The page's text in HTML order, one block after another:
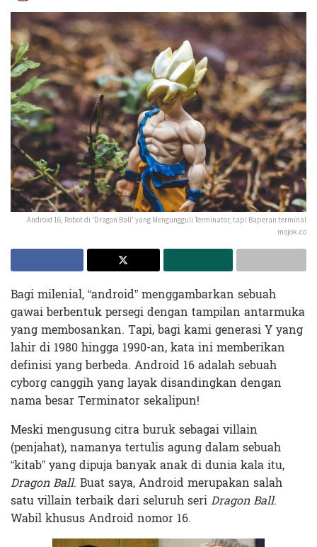
Android 16, Robot di 'Dragon Ball' yang Mengungguli Terminator, tapi Baperan terminal
mojok.co
Bagi milenial, “android” menggambarkan sebuah
gawai berbentuk persegi dengan tampilan antarmuka
yang membosankan. Tapi, bagi kami generasi Y yang
lahir di 1980 hingga 1990-an, kata ini memberikan
definisi yang berbeda. Android 16 adalah sebuah
cyborg canggih yang layak disandingkan dengan
nama besar Terminator sekalipun!
Meski mengusung citra buruk sebagai villain
(penjahat), namanya tertulis agung dalam sebuah
“kitab” yang dipuja banyak anak di dunia kala itu,
Dragon Ball. Buat saya, Android merupakan salah
satu villain terbaik dari seluruh seriDragon Ball.
Wabil khusus Android nomor 16.